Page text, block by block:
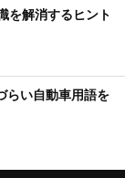
を解消するヒント
らい自動車用語を